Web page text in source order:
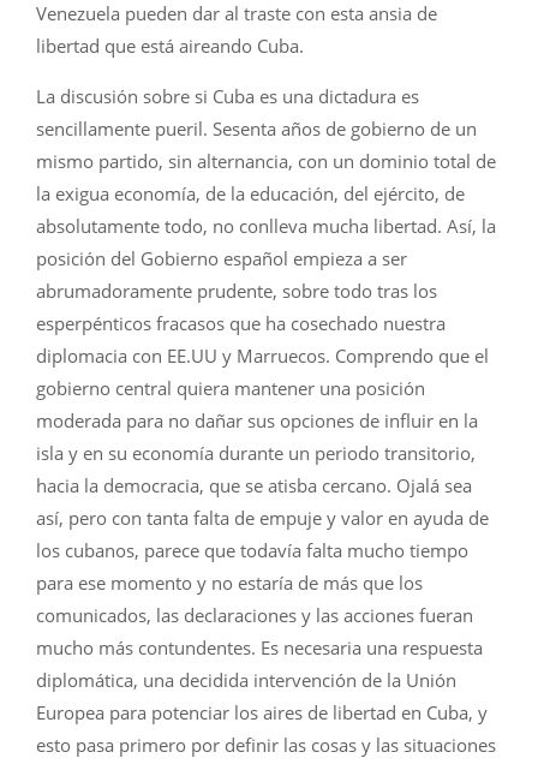
Venezuela pueden dar al traste con esta ansia de
libertad que está aireando Cuba.
La discusión sobre si Cuba es una dictadura es
sencillamente pueril. Sesenta años de gobierno de un
mismo partido, sin alternancia, con un dominio total de
la exigua economía, de la educación, del ejército, de
absolutamente todo, no conlleva mucha libertad. Así, la
posición del Gobierno español empieza a ser
abrumadoramente prudente, sobre todo tras los
esperpénticos fracasos que ha cosechado nuestra
diplomacia con EE.UU y Marruecos. Comprendo que el
gobierno central quiera mantener una posición
moderada para no dañar sus opciones de influir en la
isla y en su economía durante un periodo transitorio,
hacia la democracia, que se atisba cercano. Ojalá sea
así, pero con tanta falta de empuje y valor en ayuda de
los cubanos, parece que todavía falta mucho tiempo
para ese momento y no estaría de más que los
comunicados, las declaraciones y las acciones fueran
mucho más contundentes. Es necesaria una respuesta
diplomática, una decidida intervención de la Unión
Europea para potenciar los aires de libertad en Cuba, y
esto pasa primero por definir las cosas y las situaciones